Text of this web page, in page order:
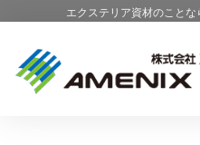
エクステリア資材のこと